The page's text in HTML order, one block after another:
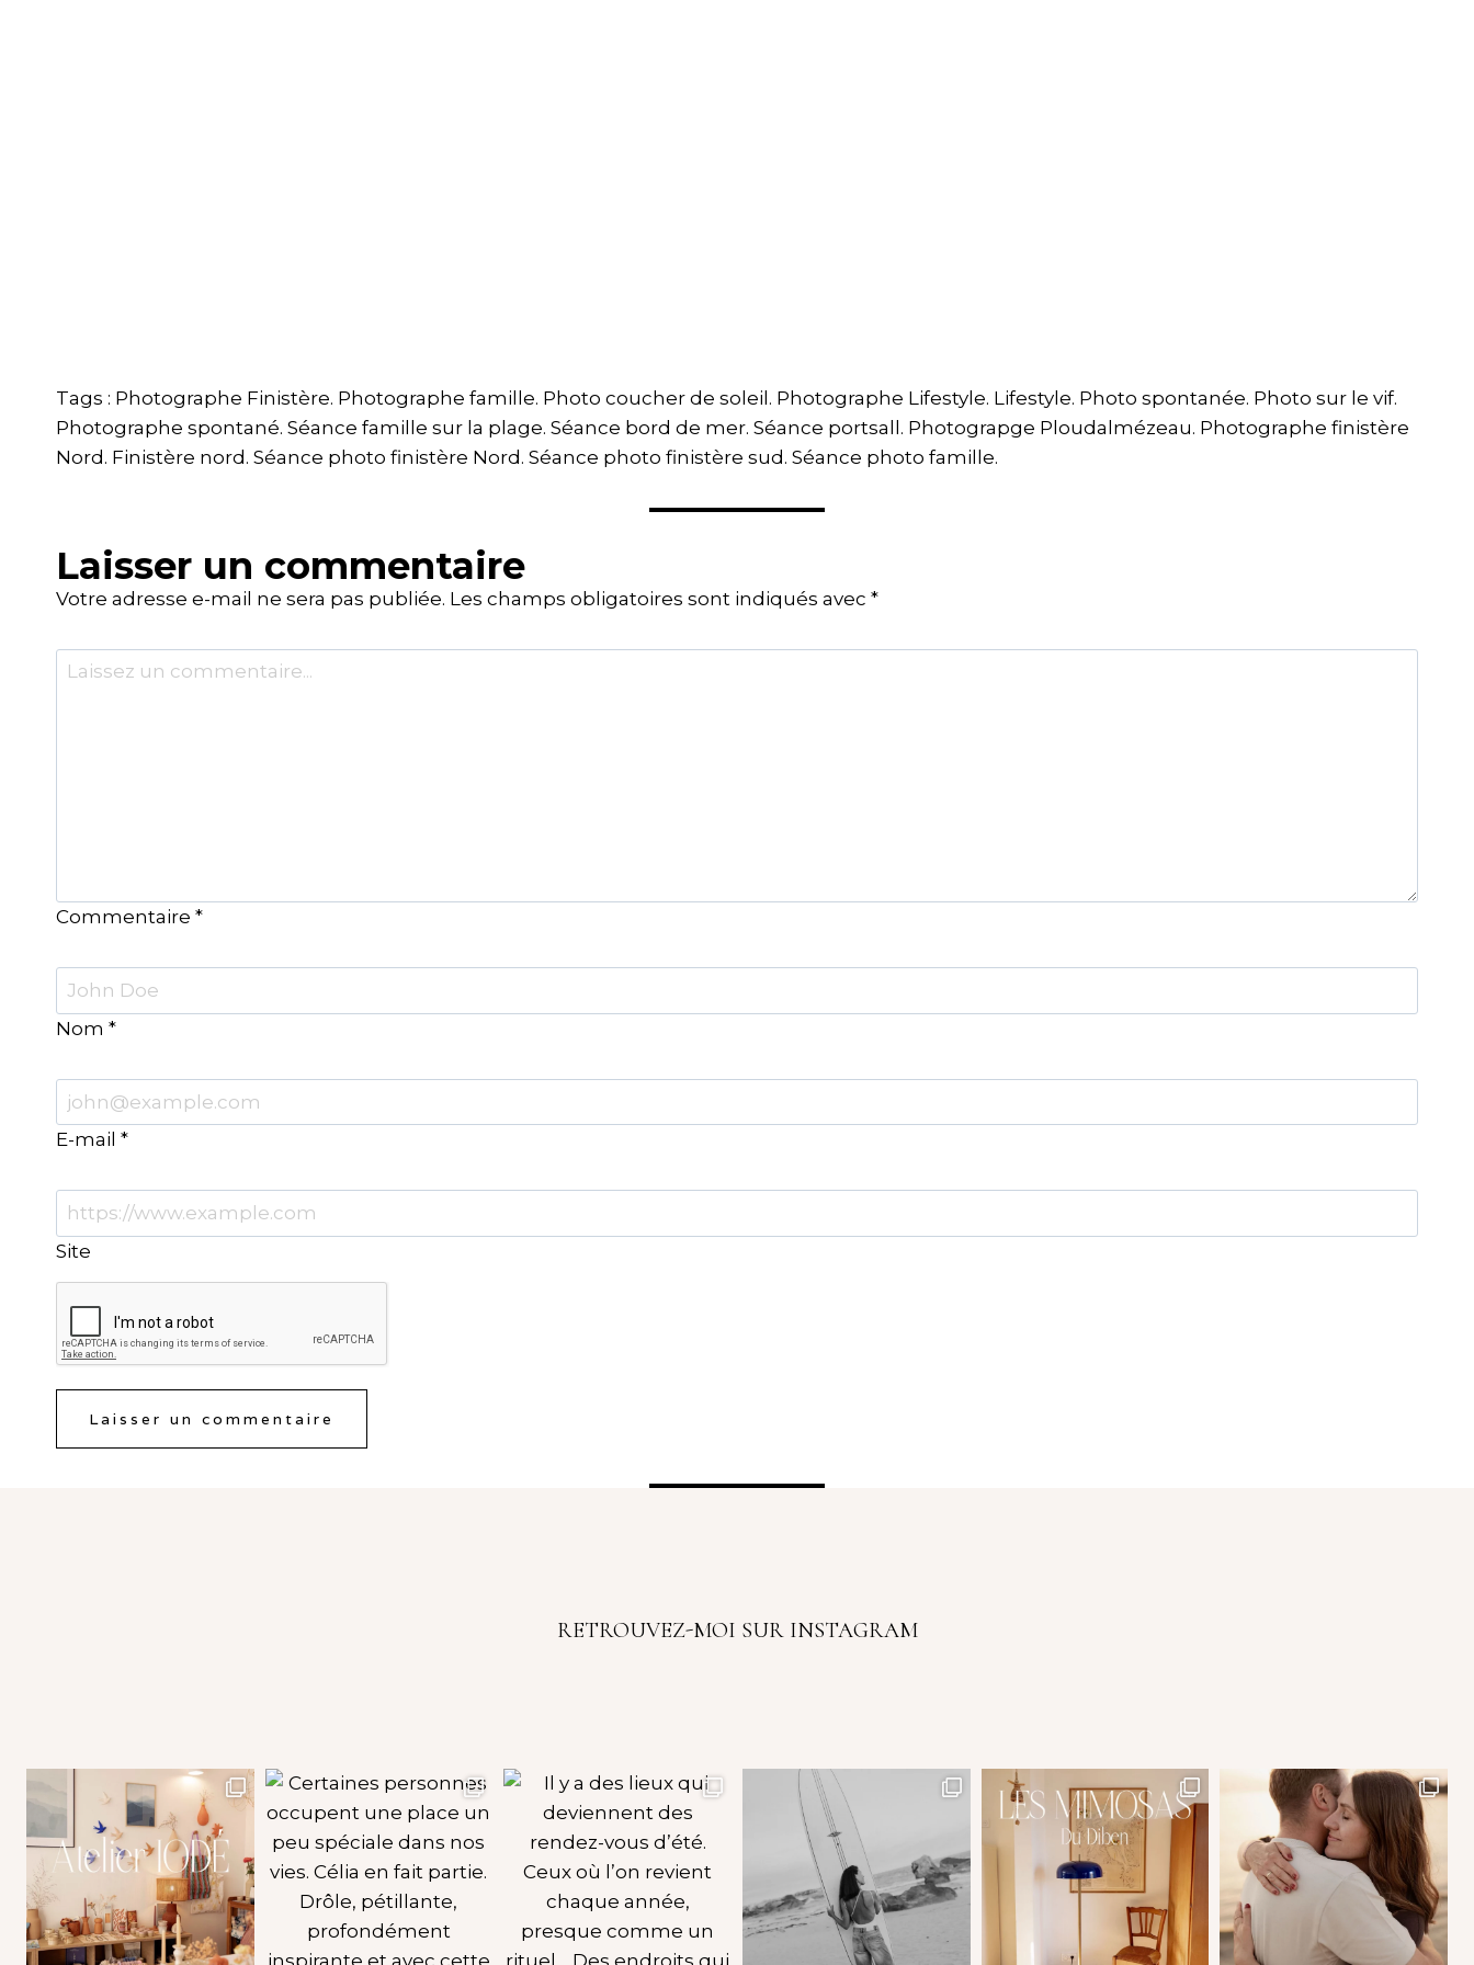
Tags : Photographe Finistère. Photographe famille. Photo coucher de soleil. Photographe Lifestyle. Lifestyle. Photo spontanée. Photo sur le vif.
Photographe spontané. Séance famille sur la plage. Séance bord de mer. Séance portsall. Photograpge Ploudalmézeau. Photographe finistère
Nord. Finistère nord. Séance photo finistère Nord. Séance photo finistère sud. Séance photo famille.
Laisser un commentaire
Votre adresse e-mail ne sera pas publiée. Les champs obligatoires sont indiqués avec *
Commentaire *
Nom *
E-mail *
Site
RETROUVEZ-MOI SUR INSTAGRAM